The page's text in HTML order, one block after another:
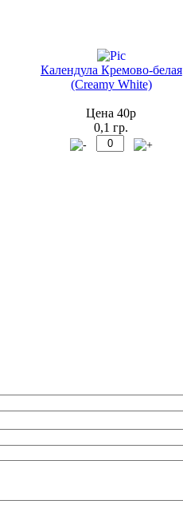
Календула Кремово-белая
(Creamy White)
Цена 40р
0,1 гр.